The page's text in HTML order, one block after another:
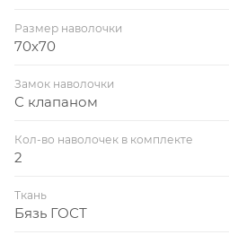
Размер наволочки
70x70
Замок наволочки
С клапаном
Кол-во наволочек в комплекте
2
Ткань
Бязь ГОСТ